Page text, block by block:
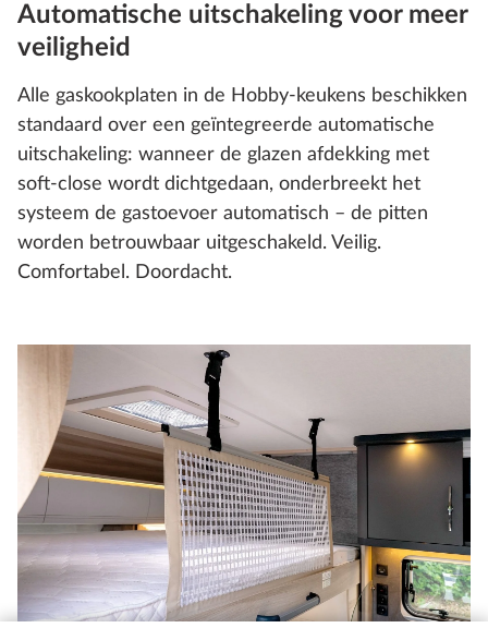
Automatische uitschakeling voor meer
veiligheid
Alle gaskookplaten in de Hobby-keukens beschikken
standaard over een geïntegreerde automatische
uitschakeling: wanneer de glazen afdekking met
soft-close wordt dichtgedaan, onderbreekt het
systeem de gastoevoer automatisch – de pitten
worden betrouwbaar uitgeschakeld. Veilig.
Comfortabel. Doordacht.